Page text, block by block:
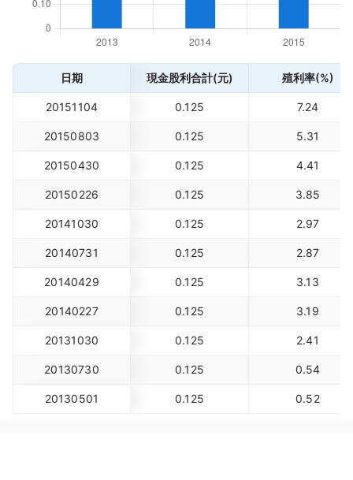
日期 現金股利合計(元) 殖利率(%)
20151104 0.125 7.24
20150803 0.125 5.31
20150430 0.125 4.41
20150226 0.125 3.85
20141030 0.125 2.97
20140731 0.125 2.87
20140429 0.125 3.13
20140227 0.125 3.19
20131030 0.125 2.41
20130730 0.125 0.54
20130501 0.125 0.52